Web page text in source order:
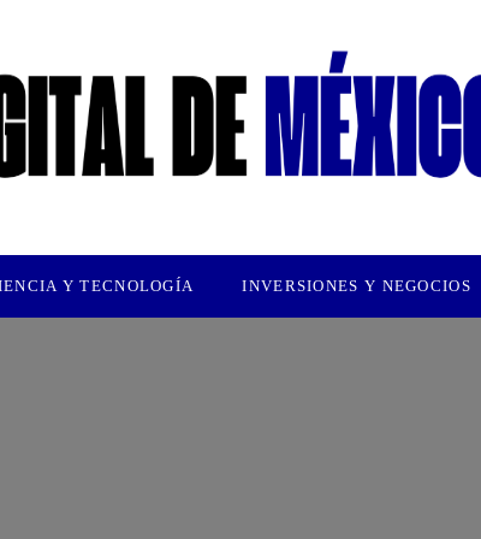
Y TECNOLOGÍA INVERSIONES Y NEGOCIOS